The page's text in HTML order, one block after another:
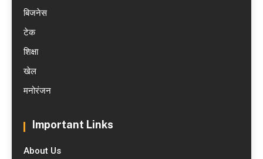
बिजनेस
टेक
शिक्षा
खेल
मनोरंजन
Important Links
About Us